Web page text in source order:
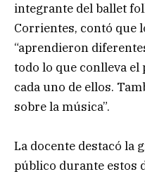
integrante del ballet
Corrientes, contó que
“aprendieron
todo lo que conlleva el
cada uno de ellos.
sobre la música”.
La docente destacó la
público durante estos